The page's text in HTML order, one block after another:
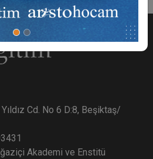
Cd. No 6 D:8, Beşiktaş/
Akademi ve Enstitü